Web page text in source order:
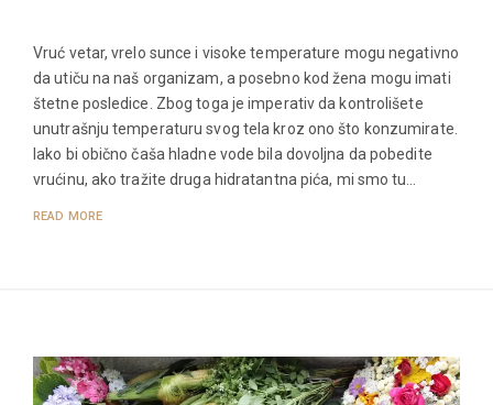
Vruć vetar, vrelo sunce i visoke temperature mogu negativno
da utiču na naš organizam, a posebno kod žena mogu imati
štetne posledice. Zbog toga je imperativ da kontrolišete
unutrašnju temperaturu svog tela kroz ono što konzumirate.
Iako bi obično čaša hladne vode bila dovoljna da pobedite
vrućinu, ako tražite druga hidratantna pića, mi smo tu…
READ MORE